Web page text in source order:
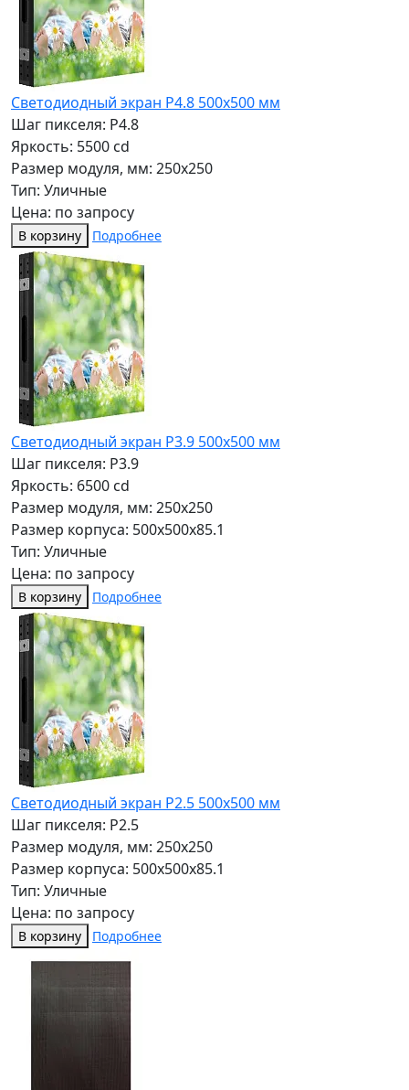
Светодиодный экран P4.8 500х500 мм
Шаг пикселя: P4.8
Яркость: 5500 cd
Размер модуля, мм: 250x250
Тип: Уличные
Цена: по запросу
В корзину Подробнее
Светодиодный экран P3.9 500х500 мм
Шаг пикселя: P3.9
Яркость: 6500 cd
Размер модуля, мм: 250x250
Размер корпуса: 500x500x85.1
Тип: Уличные
Цена: по запросу
В корзину Подробнее
Светодиодный экран P2.5 500х500 мм
Шаг пикселя: P2.5
Размер модуля, мм: 250x250
Размер корпуса: 500x500x85.1
Тип: Уличные
Цена: по запросу
В корзину Подробнее